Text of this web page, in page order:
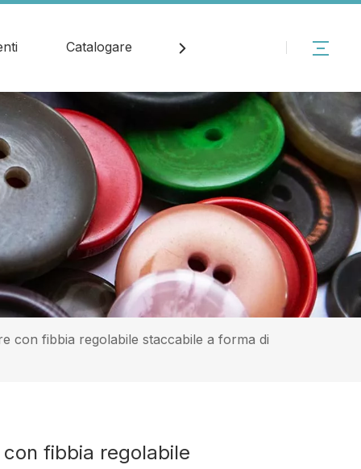
Catalogare Notizia Contatto
con fibbia regolabile staccabile a forma di
fibbia regolabile